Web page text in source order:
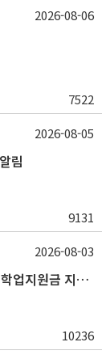
7522
2026-08-06
림
9131
2026-08-05
2026-2 대학혁신지원사업 인문학 역량강화 학업지원금 지원 선발 안내 (학/석/박사)
10236
2026-08-03